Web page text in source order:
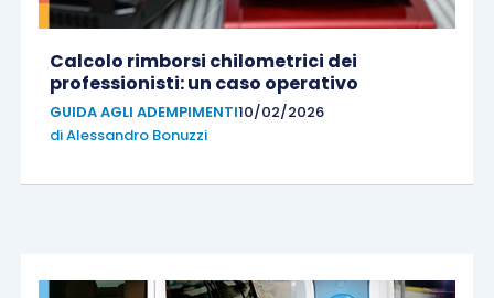
Calcolo rimborsi chilometrici dei
professionisti: un caso operativo
GUIDA AGLI ADEMPIMENTI10/02/2026
diAlessandro Bonuzzi